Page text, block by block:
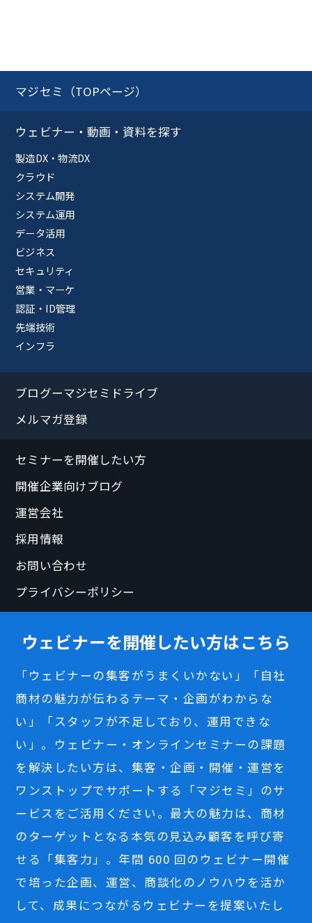
マジセミ（TOPページ）
ウェビナー・動画・資料を探す
製造DX・物流DX
クラウド
システム開発
システム運用
データ活用
ビジネス
セキュリティ
営業・マーケ
認証・ID管理
先端技術
インフラ
ブログーマジセミドライブ
メルマガ登録
セミナーを開催したい方
開催企業向けブログ
運営会社
採用情報
お問い合わせ
プライバシーポリシー
ウェビナーを開催したい方はこちら
「ウェビナーの集客がうまくいかない」「自社
商材の魅力が伝わるテーマ・企画がわからな
い」「スタッフが不足しており、運用できな
い」。ウェビナー・オンラインセミナーの課題
を解決したい方は、集客・企画・開催・運営を
ワンストップでサポートする「マジセミ」のサ
ービスをご活用ください。最大の魅力は、商材
のターゲットとなる本気の見込み顧客を呼び寄
せる「集客力」。年間 600 回のウェビナー開催
で培った企画、運営、商談化のノウハウを活か
して、成果につながるウェビナーを提案いたし